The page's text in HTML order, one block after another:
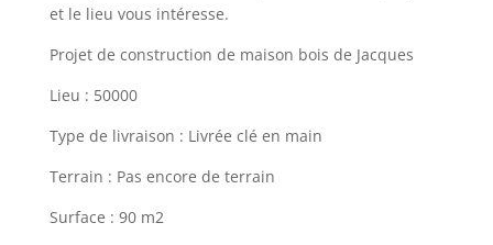
et le lieu vous intéresse.
Projet de construction de maison bois de Jacques
Lieu : 50000
Type de livraison : Livrée clé en main
Terrain : Pas encore de terrain
Surface : 90 m2